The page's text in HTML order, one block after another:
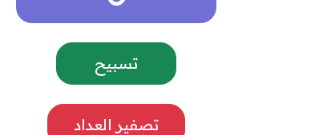
تسبيح
تصفير العداد